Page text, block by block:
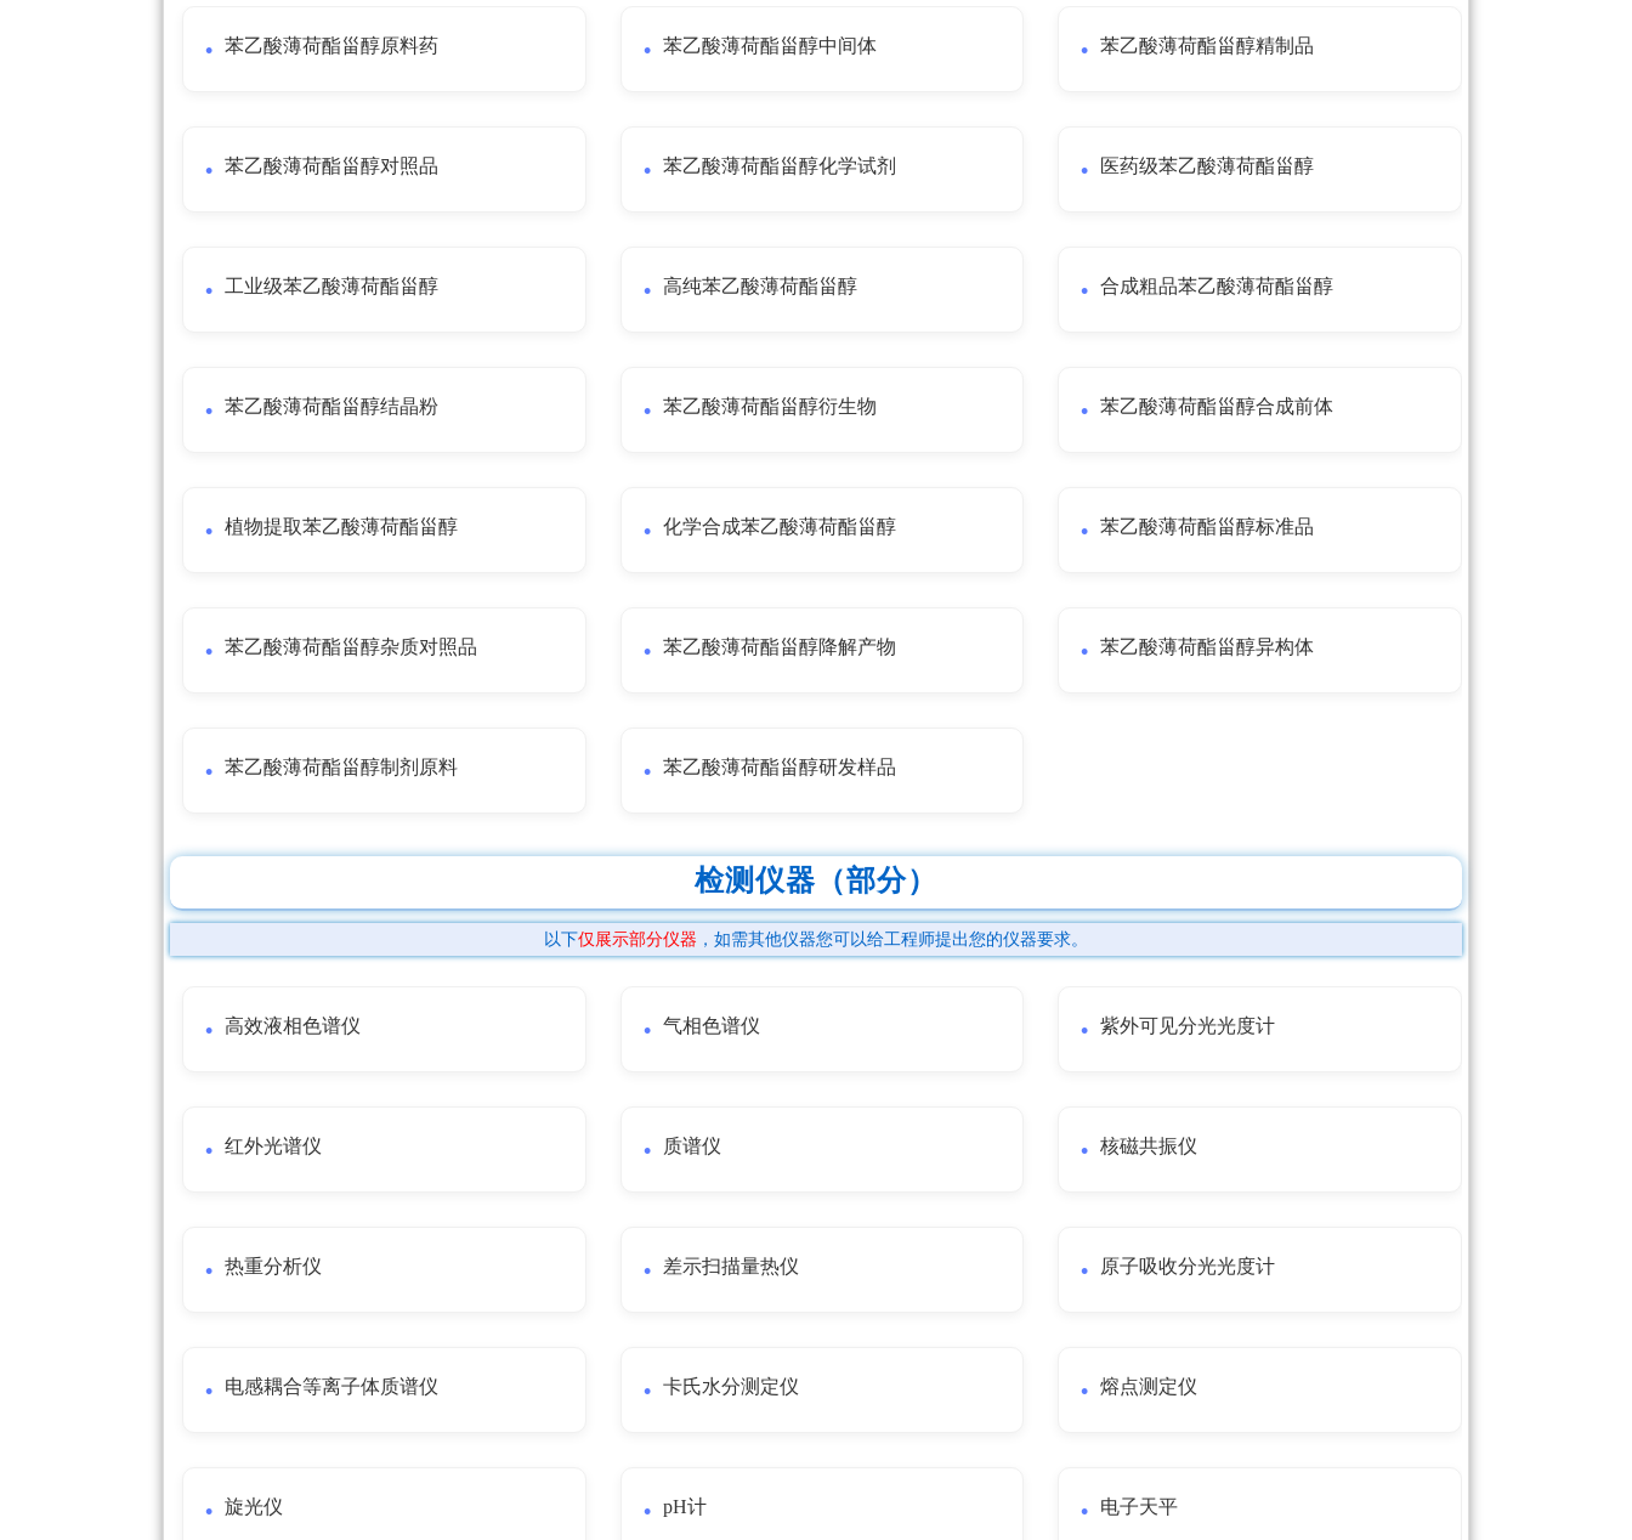
苯乙酸薄荷酯甾醇原料药 苯乙酸薄荷酯甾醇中间体 苯乙酸薄荷酯甾醇精制品
苯乙酸薄荷酯甾醇对照品 苯乙酸薄荷酯甾醇化学试剂 医药级苯乙酸薄荷酯甾醇
工业级苯乙酸薄荷酯甾醇 高纯苯乙酸薄荷酯甾醇 合成粗品苯乙酸薄荷酯甾醇
苯乙酸薄荷酯甾醇结晶粉 苯乙酸薄荷酯甾醇衍生物 苯乙酸薄荷酯甾醇合成前体
植物提取苯乙酸薄荷酯甾醇 化学合成苯乙酸薄荷酯甾醇 苯乙酸薄荷酯甾醇标准品
苯乙酸薄荷酯甾醇杂质对照品 苯乙酸薄荷酯甾醇降解产物 苯乙酸薄荷酯甾醇异构体
苯乙酸薄荷酯甾醇制剂原料 苯乙酸薄荷酯甾醇研发样品
检测仪器（部分）
以下仅展示部分仪器 ，如需其他仪器您可以给工程师提出您的仪器要求。
高效液相色谱仪 气相色谱仪 紫外可见分光光度计
红外光谱仪 质谱仪 核磁共振仪
热重分析仪 差示扫描量热仪 原子吸收分光光度计
电感耦合等离子体质谱仪 卡氏水分测定仪 熔点测定仪
旋光仪 pH计 电子天平